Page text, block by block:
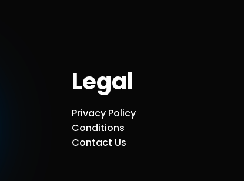
Legal
Privacy Policy
Conditions
Contact Us